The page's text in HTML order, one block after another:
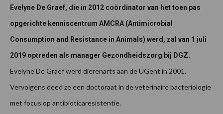
Evelyne De Graef, die in 2012 coördinator van het toen pas
opgerichte kenniscentrum AMCRA (Antimicrobial
Consumption and Resistance in Animals) werd, zal van 1 juli
2019 optreden als manager Gezondheidszorg bij DGZ.
Evelyne De Graef werd dierenarts aan de UGent in 2001.
Vervolgens deed ze een doctoraat in de veterinaire bacteriologie
met focus op antibioticaresistentie.